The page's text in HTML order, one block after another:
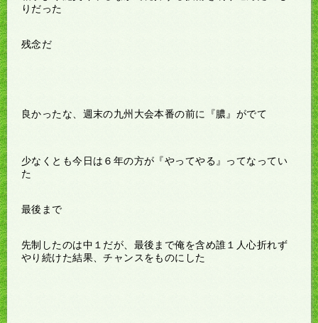
りだった
残念だ
良かったな、週末の九州大会本番の前に『膿』がでて
少なくとも今日は６年の方が『やってやる』ってなってい
た
最後まで
先制したのは中１だが、最後まで俺を含め誰１人心折れず
やり続けた結果、チャンスをものにした